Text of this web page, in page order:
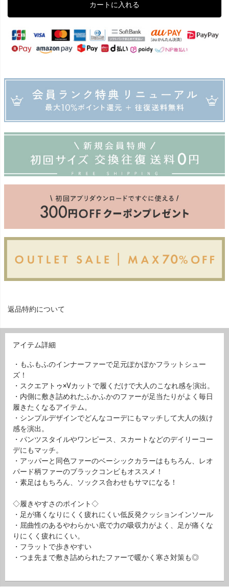
カートに入れる
返品特約について
アイテム詳細
・もふもふのインナーファーで足元ぽかぽかフラットシュー
ズ！
・スクエアトゥ×Vカットで履くだけで大人のこなれ感を演出。
・内側に敷き詰めれたふかふかのファーが足当たりがよく毎日
履きたくなるアイテム。
・シンプルデザインでどんなコーデにもマッチして大人の抜け
感を演出。
・パンツスタイルやワンピース、スカートなどのデイリーコー
デにもマッチ。
・アッパーと同色ファーのベーシックカラーはもちろん、レオ
パード柄ファーのブラックコンビもオススメ！
・素足はもちろん、ソックス合わせもサマになる！
◇履きやすさのポイント◇
・足が痛くなりにくく疲れにくい低反発クッションインソール
・屈曲性のあるやわらかい底で力の吸収力がよく、足が痛くな
りにくく疲れにくい。
・フラットで歩きやすい
・つま先まで敷き詰められたファーで暖かく寒さ対策も◎